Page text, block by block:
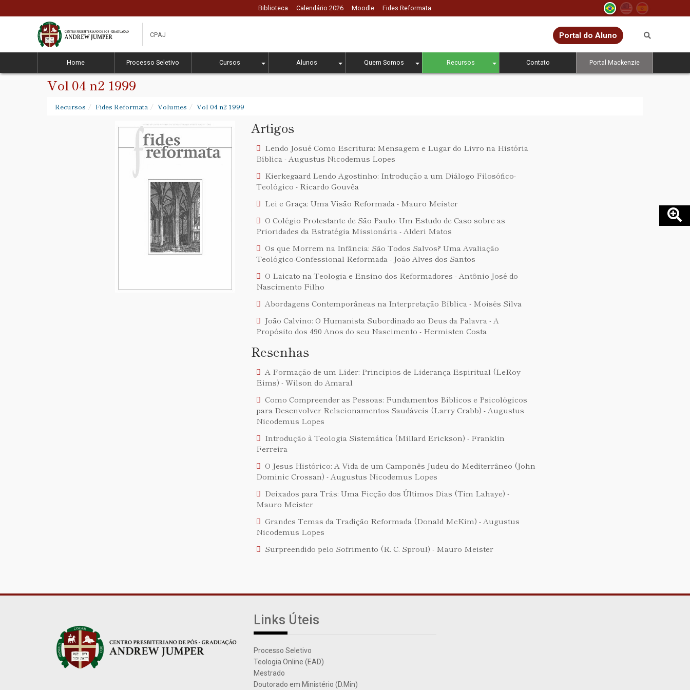
Biblioteca Calendário 2026 Moodle Fides Reformata
CPAJ Portal do Aluno
Home Processo Seletivo Cursos Alunos Quem Somos Recursos Contato Portal Mackenzie
Vol 04 n2 1999
Recursos Fides Reformata Volumes Vol 04 n2 1999
Artigos
Lendo Josué Como Escritura: Mensagem e Lugar do Livro na História
Bíblica - Augustus Nicodemus Lopes
Kierkegaard Lendo Agostinho: Introdução a um Diálogo Filosófico-
Teológico - Ricardo Gouvêa
Lei e Graça: Uma Visão Reformada - Mauro Meister
O Colégio Protestante de São Paulo: Um Estudo de Caso sobre as
Prioridades da Estratégia Missionária - Alderi Matos
Os que Morrem na Infância: São Todos Salvos? Uma Avaliação
Teológico-Confessional Reformada - João Alves dos Santos
O Laicato na Teologia e Ensino dos Reformadores - Antônio José do
Nascimento Filho
Abordagens Contemporâneas na Interpretação Bíblica - Moisés Silva
João Calvino: O Humanista Subordinado ao Deus da Palavra - A
Propósito dos 490 Anos do seu Nascimento - Hermisten Costa
Resenhas
A Formação de um Líder: Princípios de Liderança Espiritual (LeRoy
Eims) - Wilson do Amaral
Como Compreender as Pessoas: Fundamentos Bíblicos e Psicológicos
para Desenvolver Relacionamentos Saudáveis (Larry Crabb) - Augustus
Nicodemus Lopes
Introdução à Teologia Sistemática (Millard Erickson) - Franklin
Ferreira
O Jesus Histórico: A Vida de um Camponês Judeu do Mediterrâneo (John
Dominic Crossan) - Augustus Nicodemus Lopes
Deixados para Trás: Uma Ficção dos Últimos Dias (Tim Lahaye) -
Mauro Meister
Grandes Temas da Tradição Reformada (Donald McKim) - Augustus
Nicodemus Lopes
Surpreendido pelo Sofrimento (R. C. Sproul) - Mauro Meister
Links Úteis
Processo Seletivo
Teologia Online (EAD)
Mestrado
Doutorado em Ministério (D.Min)